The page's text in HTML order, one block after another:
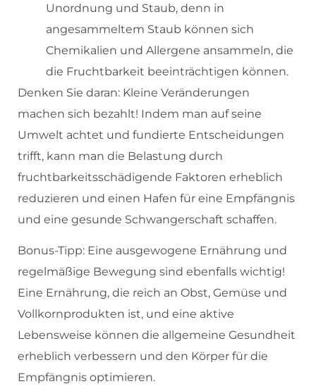
Unordnung und Staub, denn in
angesammeltem Staub können sich
Chemikalien und Allergene ansammeln, die
die Fruchtbarkeit beeinträchtigen können.
Denken Sie daran: Kleine Veränderungen
machen sich bezahlt! Indem man auf seine
Umwelt achtet und fundierte Entscheidungen
trifft, kann man die Belastung durch
fruchtbarkeitsschädigende Faktoren erheblich
reduzieren und einen Hafen für eine Empfängnis
und eine gesunde Schwangerschaft schaffen.
Bonus-Tipp: Eine ausgewogene Ernährung und
regelmäßige Bewegung sind ebenfalls wichtig!
Eine Ernährung, die reich an Obst, Gemüse und
Vollkornprodukten ist, und eine aktive
Lebensweise können die allgemeine Gesundheit
erheblich verbessern und den Körper für die
Empfängnis optimieren.